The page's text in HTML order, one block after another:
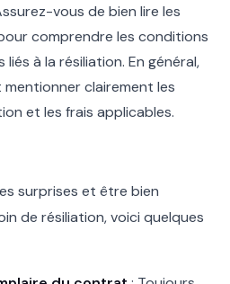
vous de bien lire les
comprendre les conditions
à la résiliation. En général,
clairement les
et les frais applicables.
surprises et être bien
de résiliation, voici quelques